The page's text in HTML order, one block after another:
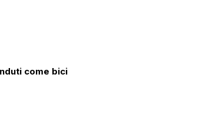
come bici